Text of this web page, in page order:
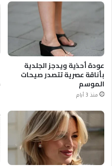
عودة أحذية ويدجز الجلدية
بأناقة عصرية تتصدر صيحات
الموسم
منذ 3 أيام